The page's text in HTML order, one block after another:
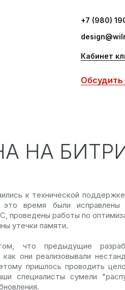
+7 (980)
Кабинет
Обсудить
НА
к технической поддержке
время были исправлены
проведены работы по
утечки памяти.
что предыдущие
они реализовывали
пришлось проводить
специалисты сумели